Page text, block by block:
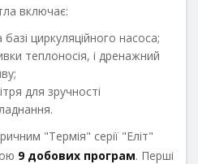
включає:
базі циркуляційного насоса;
теплоносія, і дренажний
для зручності
"Термія" серії "Еліт"
9 добових програм. Перші